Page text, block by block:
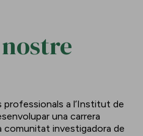
a l’Institut de
una carrera
comunitat investigadora de